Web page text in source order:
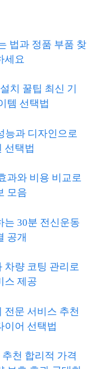
법과 정품 부품 찾
세요
치 꿀팁 최신 기
템 선택법
능과 디자인으로
선택법
과와 비용 비교로
모음
는 30분 전신운동
공개
차량 코팅 관리로
스 제공
전문 서비스 추천
이어 선택법
천 합리적 가격